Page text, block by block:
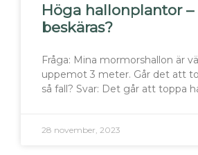
Höga hallonplantor
beskäras?
Fråga: Mina mormorshallon är
uppemot 3 meter. Går det att
så fall? Svar: Det går att toppa
28 november, 2023